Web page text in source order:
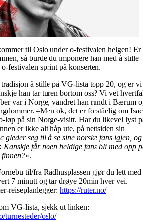
til Oslo under o-festivalen helgen! Er
så burde du imponere han med å stille
festivalen sprint på konserten.
å stille på VG-lista topp 20, og er vi
han tar turen bortom oss? Vi vet
var i Norge, vandret han rundt i Bærum
–Men ok, det er forståelig om Isac
løp på sin Norge-visitt. Har du likevel lyst
er ikke alt håp ute, på nettsiden sin
gleder seg til å se sine norske fans igjen, og
Kanskje får noen heldige fans bli med opp
finnen?».
til/fra Rådhusplassen gjør du lett med
7 minutt og tar drøye 20min hver vei.
reiseplanlegger: https://ruter.no/
VG-lista, sjekk ut linken:
turnesteder/oslo/